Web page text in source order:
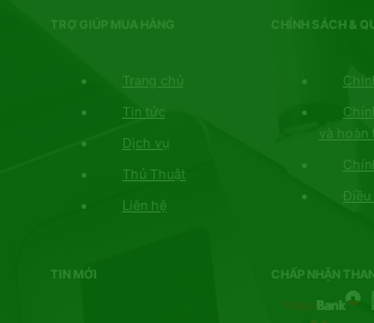
TRỢ GIÚP MUA HÀNG
Trang chủ
Tin tức
Dịch vụ
Thủ Thuật
Liên hệ
CHÍNH SÁCH &
và hoàn
Điều
TIN MỚI CHẤP NHẬN